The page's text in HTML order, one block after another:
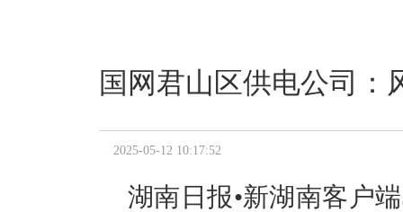
国网君山区供电公司：
2025-05-12 10:17:52
湖南日报•新湖南客户